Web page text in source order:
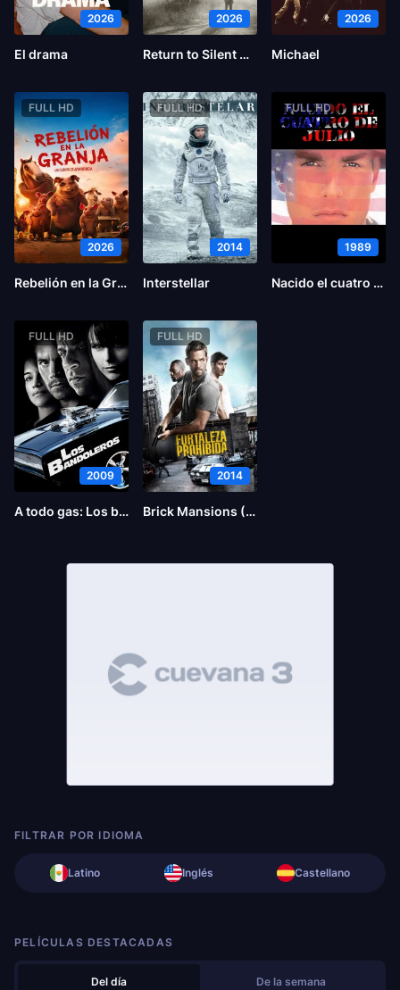
2026
El drama
2026
Return to Silent Hill
2026
Michael
FULL HD
2026
Rebelión en la Granja
FULL HD
2014
Interstellar
FULL HD
1989
Nacido el cuatro de julio
FULL HD
2009
A todo gas: Los bandoleros
FULL HD
2014
Brick Mansions (La fortaleza)
FILTRAR POR IDIOMA
Latino Inglés Castellano
PELÍCULAS DESTACADAS
Del día De la semana